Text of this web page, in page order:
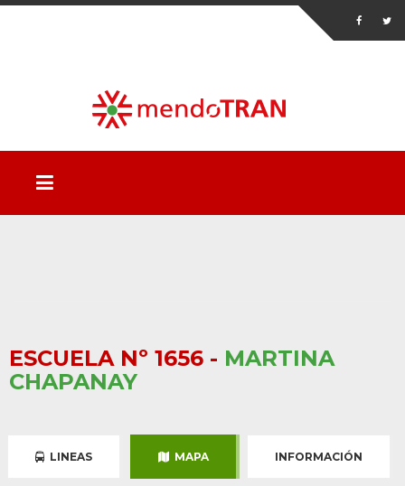
ESCUELA Nº 1656 - MARTINA
CHAPANAY
LINEAS MAPA INFORMACIÓN